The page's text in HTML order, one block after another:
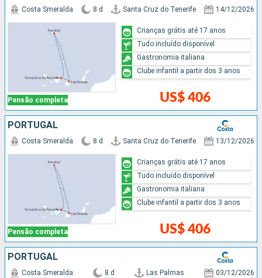
Pensão completa
Costa Smeralda 8 d Santa Cruz do Tenerife 14/12/2026
US$ 406
Crianças grátis até 17 anos
Tudo incluído disponível
Gastronomia italiana
Clube infantil a partir dos 3 anos
PORTUGAL
Pensão completa
Costa Smeralda 8 d Santa Cruz do Tenerife 13/12/2026
US$ 406
Crianças grátis até 17 anos
Tudo incluído disponível
Gastronomia italiana
Clube infantil a partir dos 3 anos
PORTUGAL
Costa Smeralda 8 d Las Palmas 03/12/2026